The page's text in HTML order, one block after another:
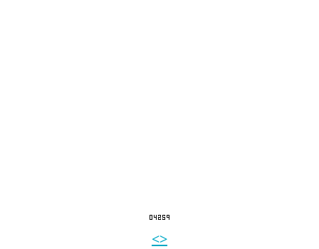
<>